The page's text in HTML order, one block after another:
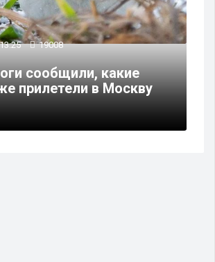
19008
сообщили, какие
прилетели в Москву